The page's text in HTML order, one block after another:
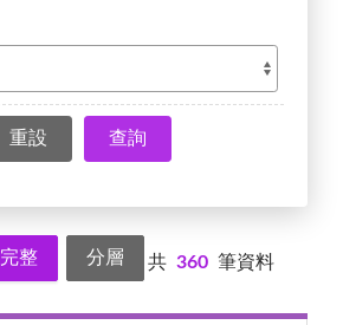
查詢
完整 分層 共 360 筆資料